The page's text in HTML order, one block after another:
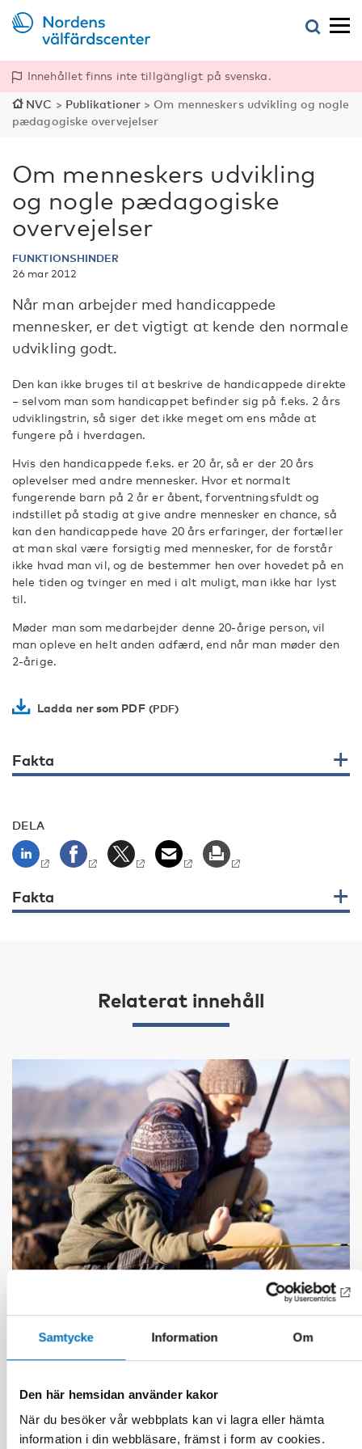
Samtycke Information Om
Den här hemsidan använder kakor
När du besöker vår webbplats kan vi lagra eller hämta
information i din webbläsare, främst i form av cookies.
Innehållet finns inte tillgängligt på svenska.
NVC > Publikationer > Om menneskers udvikling og nogle
pædagogiske overvejelser
Om menneskers udvikling
og nogle pædagogiske
overvejelser
FUNKTIONSHINDER
26 mar 2012
Når man arbejder med handicappede
mennesker, er det vigtigt at kende den normale
udvikling godt.
Den kan ikke bruges til at beskrive de handicappede direkte
– selvom man som handicappet befinder sig på f.eks. 2 års
udviklingstrin, så siger det ikke meget om ens måde at
fungere på i hverdagen.
Hvis den handicappede f.eks. er 20 år, så er der 20 års
oplevelser med andre mennesker. Hvor et normalt
fungerende barn på 2 år er åbent, forventningsfuldt og
indstillet på stadig at give andre mennesker en chance, så
kan den handicappede have 20 års erfaringer, der fortæller
at man skal være forsigtig med mennesker, for de forstår
ikke hvad man vil, og de bestemmer hen over hovedet på en
hele tiden og tvinger en med i alt muligt, man ikke har lyst
til.
Møder man som medarbejder denne 20-årige person, vil
man opleve en helt anden adfærd, end når man møder den
2-årige.
Ladda ner som PDF
Fakta
DELA
Fakta
Relaterat innehåll
1 feb 2023
Tactile transition – experiences shared by